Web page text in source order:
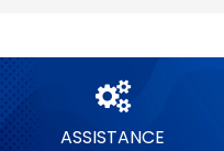
ASSISTANCE